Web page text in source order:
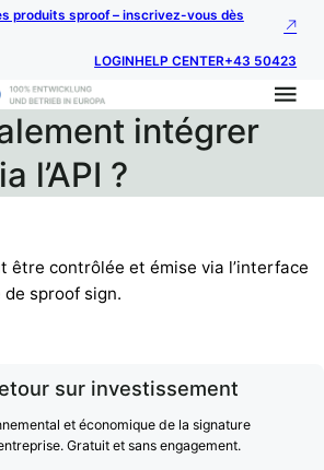
produits sproof – inscrivez-vous dès
LOGINHELP CENTER+43 50423
intégrer
l’API ?
être contrôlée et émise via l’interface
de sproof sign.
sur investissement
et économique de la signature
Gratuit et sans engagement.